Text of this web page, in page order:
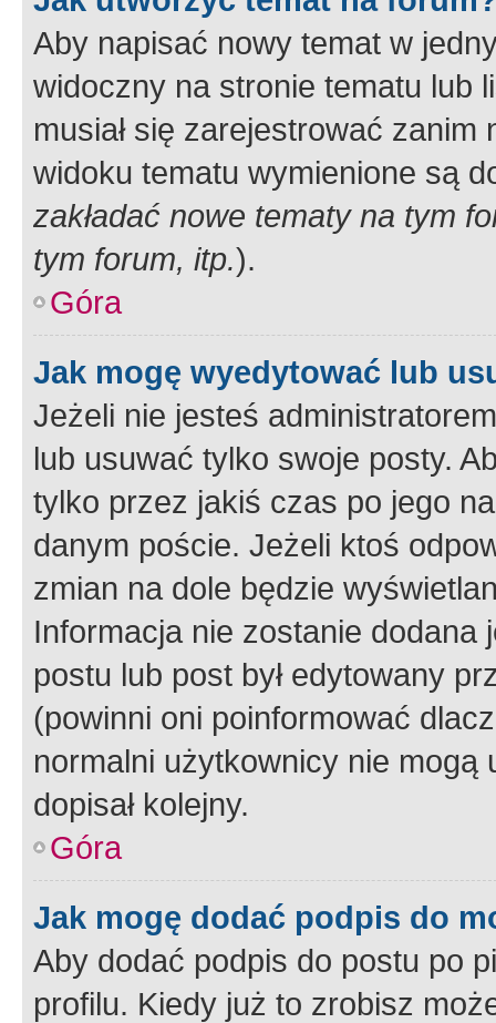
Aby napisać nowy temat w
widoczny na stronie tematu lub
musiał się zarejestrować
widoku tematu wymienione są
zakładać nowe tematy na tym
tym forum, itp.).
Góra
Jak mogę wyedytować lub
Jeżeli nie jesteś
lub usuwać tylko swoje posty.
tylko przez jakiś czas po jego
danym poście. Jeżeli ktoś
zmian na dole będzie
Informacja nie zostanie dodana
postu lub post był edytowany
(powinni oni poinformować
normalni użytkownicy nie
dopisał kolejny.
Góra
Jak mogę dodać podpis do
Aby dodać podpis do postu po
profilu. Kiedy już to zrobisz